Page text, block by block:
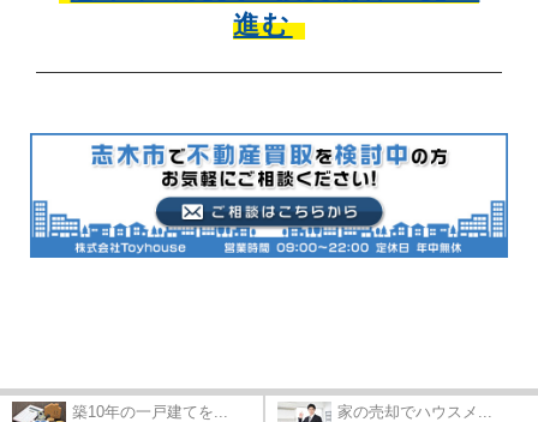
進む
築10年の一戸建てを... 家の売却でハウスメ...